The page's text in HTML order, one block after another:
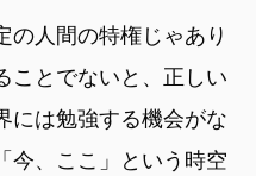
の人間の特権じゃあり
ことでないと、正しい
には勉強する機会がな
今、ここ」という時空